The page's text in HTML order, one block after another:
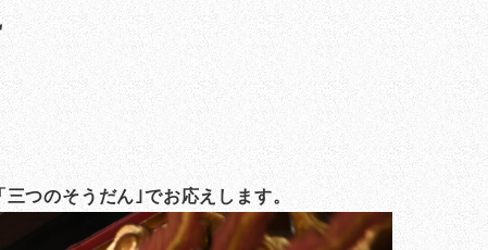
つのそうだん｣でお応えします。